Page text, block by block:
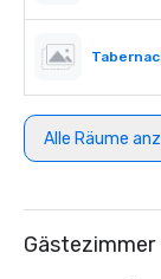
Alle Räume
Gästezimmer